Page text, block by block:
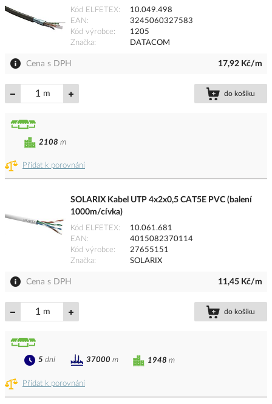
Kód ELFETEX
10.049.498
EAN
3245060327583
Kód výrobce
1205
Značka
DATACOM
Cena s DPH 17,92 Kč/m
m do košíku
Přidat k porovnání
2108 m
SOLARIX Kabel UTP 4x2x0,5 CAT5E PVC (balení
1000m/cívka)
Kód ELFETEX
10.061.681
EAN
4015082370114
Kód výrobce
27655151
Značka
SOLARIX
Cena s DPH 11,45 Kč/m
m do košíku
Přidat k porovnání
1948 m
5 dní 37000 m